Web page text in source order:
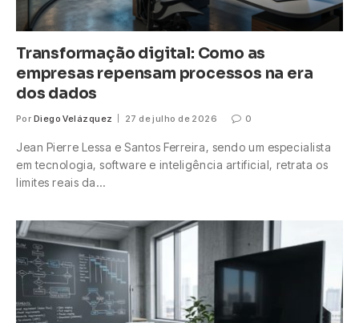
Transformação digital: Como as
empresas repensam processos na era
dos dados
Por Diego Velázquez 27 de julho de 2026 0
Jean Pierre Lessa e Santos Ferreira, sendo um especialista
em tecnologia, software e inteligência artificial, retrata os
limites reais da…